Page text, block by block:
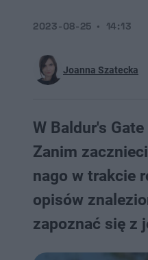
Joanna Szatecka
2023-08-25 14:13
W Baldur's
Zanim
nago w trakcie
opisów
zapoznać się z